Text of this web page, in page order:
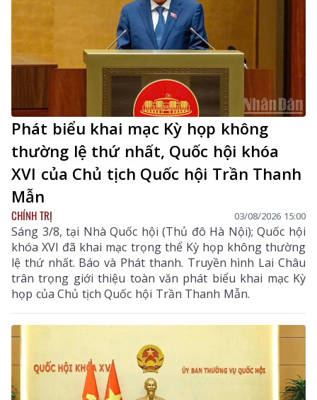
Phát biểu khai mạc Kỳ họp không
thường lệ thứ nhất, Quốc hội khóa
XVI của Chủ tịch Quốc hội Trần Thanh
Mẫn
CHÍNH TRỊ 03/08/2026 15:00
Sáng 3/8, tại Nhà Quốc hội (Thủ đô Hà Nội); Quốc hội
khóa XVI đã khai mạc trọng thể Kỳ họp không thường
lệ thứ nhất. Báo và Phát thanh. Truyền hình Lai Châu
trân trọng giới thiệu toàn văn phát biểu khai mạc Kỳ
họp của Chủ tịch Quốc hội Trần Thanh Mẫn.